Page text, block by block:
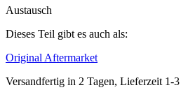
Austausch
Dieses Teil gibt es auch als:
Original Aftermarket
Versandfertig in 2 Tagen, Lieferzeit 1-3